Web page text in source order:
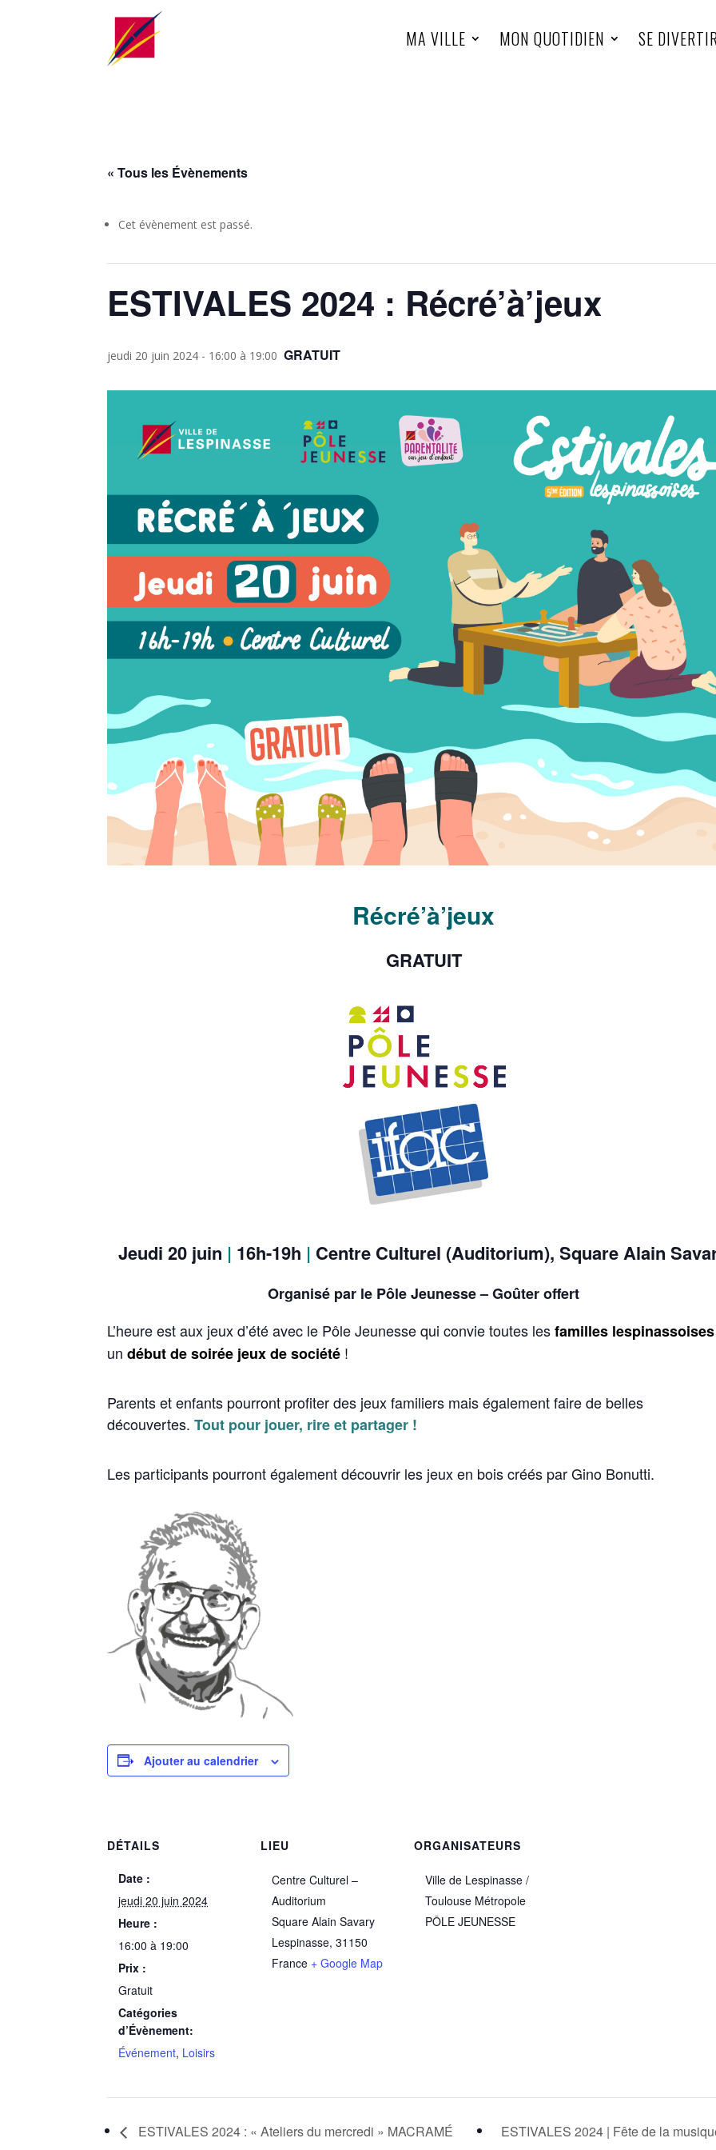
MA VILLE MON QUOTIDIEN SE
« Tous les Évènements
Cet évènement est passé.
ESTIVALES 2024 : Récré’à’jeux
jeudi 20 juin 2024 - 16:00 à 19:00 GRATUIT
Récré’à’jeux
GRATUIT
Jeudi 20 juin | 16h-19h | Centre Culturel (Auditorium), Square Alain
Organisé par le Pôle Jeunesse – Goûter offert
L’heure est aux jeux d’été avec le Pôle Jeunesse qui convie toutes lesfamilles lespinassoises
undébut de soirée jeux de société !
Parents et enfants pourront profiter des jeux familiers mais également faire de belles
découvertes.Tout pour jouer, rire et partager !
Les participants pourront également découvrir les jeux en bois créés par Gino Bonutti.
Ajouter au calendrier
DÉTAILS
Date :
jeudi 20 juin 2024
Heure :
16:00 à 19:00
Prix :
Gratuit
Catégories
d’Évènement:
Événement, Loisirs
LIEU
Centre Culturel –
Auditorium
Square Alain Savary
Lespinasse, 31150
France + Google Map
ORGANISATEURS
Ville de Lespinasse /
Toulouse Métropole
PÔLE JEUNESSE
ESTIVALES 2024 : « Ateliers du mercredi » MACRAMÉ ESTIVALES 2024 | Fête de la